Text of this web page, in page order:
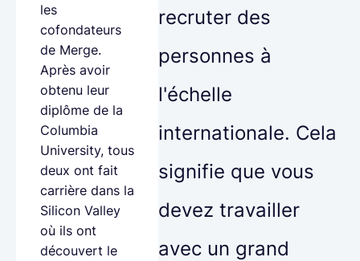
les
cofondateurs
de Merge.
Après avoir
obtenu leur
diplôme de la
Columbia
University, tous
deux ont fait
carrière dans la
Silicon Valley
où ils ont
découvert le
recruter des
personnes à
l'échelle
internationale. Cela
signifie que vous
devez travailler
avec un grand